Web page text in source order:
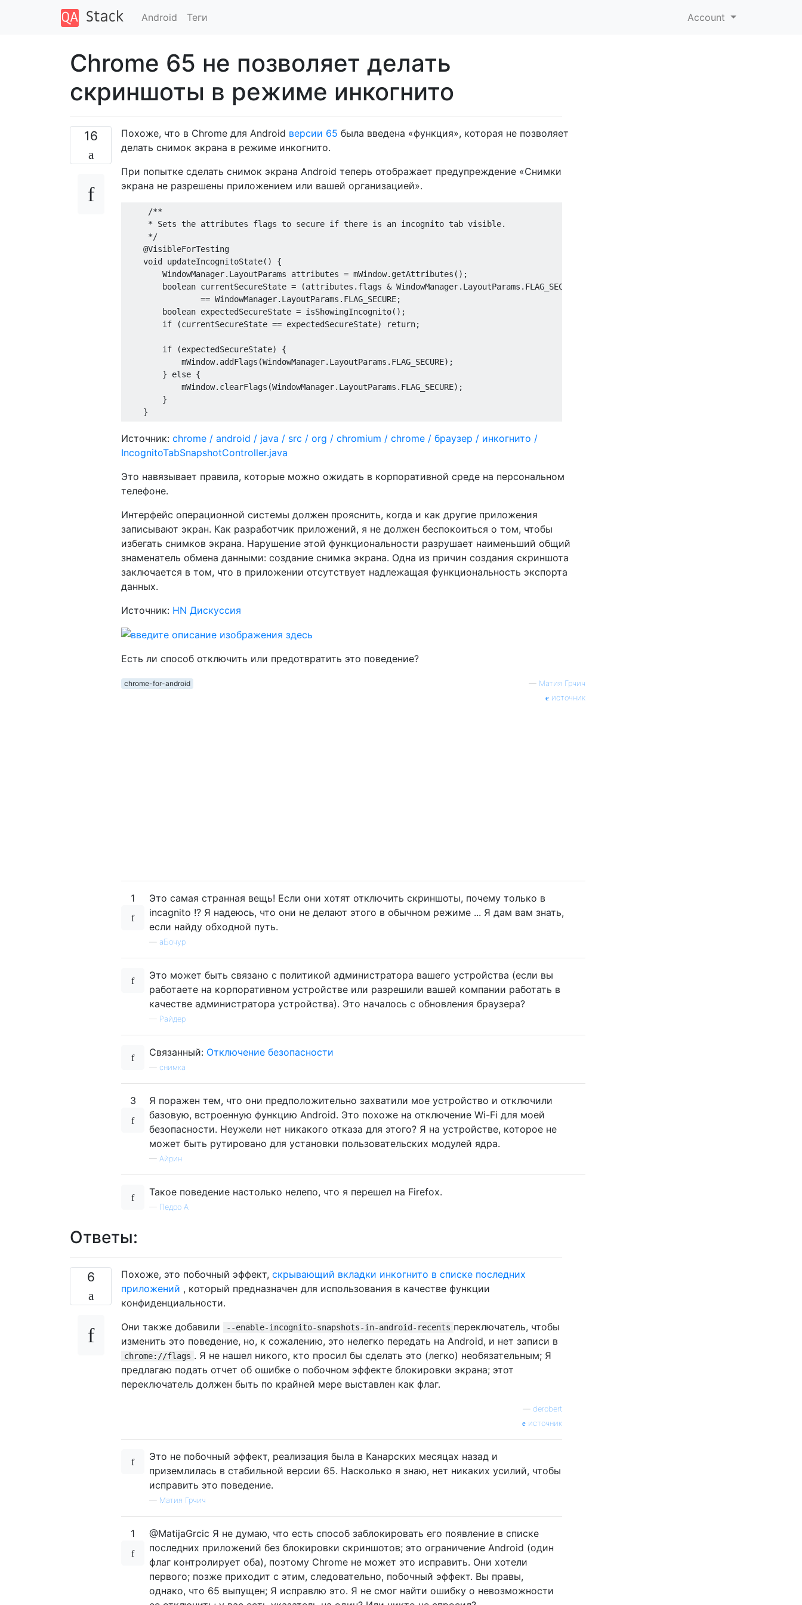
Android Теги Account
Chrome 65 не позволяет делать
скриншоты в режиме инкогнито
16 Похоже, что в Chrome для Android версии 65 была введена «функция», которая не позволяет
делать снимок экрана в режиме инкогнито.
При попытке сделать снимок экрана Android теперь отображает предупреждение «Снимки
экрана не разрешены приложением или вашей организацией».
     /**
     * Sets the attributes flags to secure if there is an incognito tab visible.
     */
    @VisibleForTesting
    void updateIncognitoState() {
        WindowManager.LayoutParams attributes = mWindow.getAttributes();
        boolean currentSecureState = (attributes.flags & WindowManager.LayoutParams.FLAG_SECURE)
                == WindowManager.LayoutParams.FLAG_SECURE;
        boolean expectedSecureState = isShowingIncognito();
        if (currentSecureState == expectedSecureState) return;
        if (expectedSecureState) {
            mWindow.addFlags(WindowManager.LayoutParams.FLAG_SECURE);
        } else {
            mWindow.clearFlags(WindowManager.LayoutParams.FLAG_SECURE);
        }
Источник: chrome / android / java / src / org / chromium / chrome / браузер / инкогнито /
IncognitoTabSnapshotController.java
Это навязывает правила, которые можно ожидать в корпоративной среде на персональном
телефоне.
Интерфейс операционной системы должен прояснить, когда и как другие приложения
записывают экран. Как разработчик приложений, я не должен беспокоиться о том, чтобы
избегать снимков экрана. Нарушение этой функциональности разрушает наименьший общий
знаменатель обмена данными: создание снимка экрана. Одна из причин создания скриншота
заключается в том, что в приложении отсутствует надлежащая функциональность экспорта
данных.
Источник: HN Дискуссия
Есть ли способ отключить или предотвратить это поведение?
chrome-for-android — Матия Грчич
источник
1
Это самая странная вещь! Если они хотят отключить скриншоты, почему только в
incagnito !? Я надеюсь, что они не делают этого в обычном режиме ... Я дам вам знать,
если найду обходной путь.
аБочур
Это может быть связано с политикой администратора вашего устройства (если вы
работаете на корпоративном устройстве или разрешили вашей компании работать в
качестве администратора устройства). Это началось с обновления браузера?
— Райдер
Связанный: Отключение безопасности
снимка
3
Я поражен тем, что они предположительно захватили мое устройство и отключили
базовую, встроенную функцию Android. Это похоже на отключение Wi-Fi для моей
безопасности. Неужели нет никакого отказа для этого? Я на устройстве, которое не
может быть рутировано для установки пользовательских модулей ядра.
— Айрин
Такое поведение настолько нелепо, что я перешел на Firefox.
— Педро А
Ответы:
6 Похоже, это побочный эффект, скрывающий вкладки инкогнито в списке последних
приложений , который предназначен для использования в качестве функции
конфиденциальности.
Они также добавили
--enable-incognito-snapshots-in-android-recents переключатель, чтобы
изменить это поведение, но, к сожалению, это нелегко передать на Android, и нет записи в
chrome://flags . Я не нашел никого, кто просил бы сделать это (легко) необязательным; Я
предлагаю подать отчет об ошибке о побочном эффекте блокировки экрана; этот
переключатель должен быть по крайней мере выставлен как флаг.
derobert
источник
Это не побочный эффект, реализация была в Канарских месяцах назад и
приземлилась в стабильной версии 65. Насколько я знаю, нет никаких усилий, чтобы
исправить это поведение.
— Матия Грчич
1
@MatijaGrcic Я не думаю, что есть способ заблокировать его появление в списке
последних приложений без блокировки скриншотов; это ограничение Android (один
флаг контролирует оба), поэтому Chrome не может это исправить. Они хотели
первого; позже приходит с этим, следовательно, побочный эффект. Вы правы,
однако, что 65 выпущен; Я исправлю это. Я не смог найти ошибку о невозможности